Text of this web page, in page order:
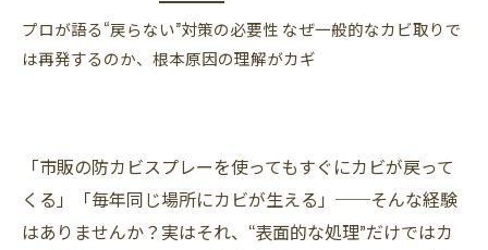
プロが語る“戻らない”対策の必要性 なぜ一般的なカビ取りで
は再発するのか、根本原因の理解がカギ
「市販の防カビスプレーを使ってもすぐにカビが戻って
くる」「毎年同じ場所にカビが生える」──そんな経験
はありませんか？実はそれ、“表面的な処理”だけではカ